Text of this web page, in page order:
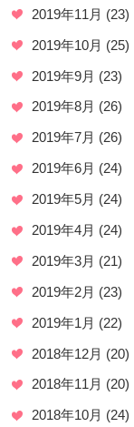
2019年11月 (23)
2019年10月 (25)
2019年9月 (23)
2019年8月 (26)
2019年7月 (26)
2019年6月 (24)
2019年5月 (24)
2019年4月 (24)
2019年3月 (21)
2019年2月 (23)
2019年1月 (22)
2018年12月 (20)
2018年11月 (20)
2018年10月 (24)